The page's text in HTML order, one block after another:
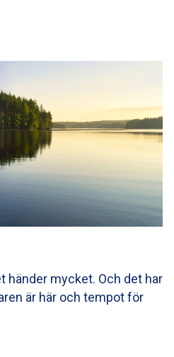
händer mycket. Och det har
är här och tempot för